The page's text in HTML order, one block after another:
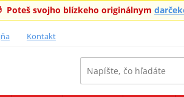
Poteš svojho blízkeho originálnym
Kontakt